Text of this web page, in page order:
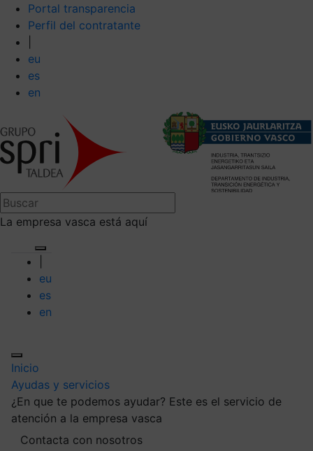
Portal transparencia
Perfil del contratante
eu
es
en
La empresa vasca está aquí
eu
es
en
Inicio
Ayudas y servicios
¿En que te podemos ayudar? Este es el servicio de
atención a la empresa vasca
Contacta con nosotros